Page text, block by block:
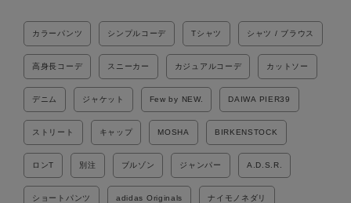
カラーパンツ シンプルコーデ Tシャツ シャツ / ブラウス
高身長コーデ スニーカー カジュアルコーデ カットソー
デニム ジャケット Few by NEW. DAIWA PIER39
ストリート キャップ MOSHA BIRKENSTOCK
ロンT 別注 ブルゾン ジャンパー A.D.S.R.
ショートパンツ adidas Originals ナイモノネダリ